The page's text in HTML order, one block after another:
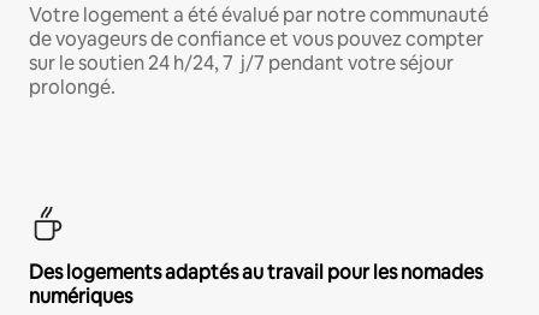
Votre logement a été évalué par notre communauté
de voyageurs de confiance et vous pouvez compter
sur le soutien 24 h/24, 7 j/7 pendant votre séjour
prolongé.
Des logements adaptés au travail pour les nomades
numériques